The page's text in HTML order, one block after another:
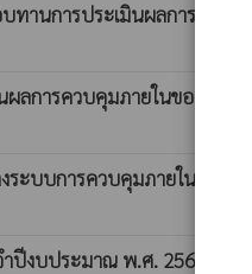
ทานการประเมินผลการควบ
ผลการควบคุมภายในของผู้ต
ะบบการควบคุมภายในหน่ว
ปีงบประมาณ พ.ศ. 2567